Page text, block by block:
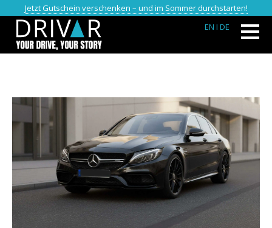
Jetzt Gutschein verschenken – und im Sommer durchstarten!
EN I DE